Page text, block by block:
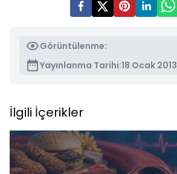
Görüntülenme:
Yayınlanma Tarihi:18 Ocak 2013
İlgili İçerikler